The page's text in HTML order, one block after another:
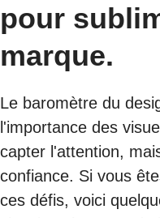
pour
marque.
Le baromètre du
l'importance des
capter l'attention,
confiance. Si vous
ces défis, voici